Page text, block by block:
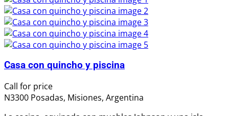
Casa con quincho y piscina
Call for price
N3300 Posadas, Misiones, Argentina